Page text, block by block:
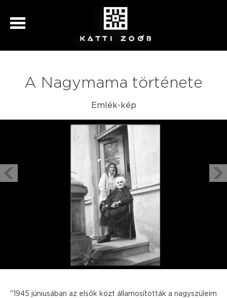
A Nagymama története
Emlék-kép
"1945 júniusában az elsők közt államosították a nagyszüleim